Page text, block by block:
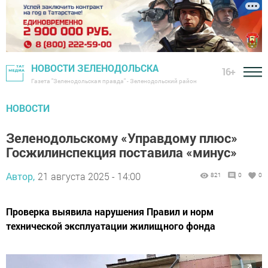
НОВОСТИ ЗЕЛЕНОДОЛЬСКА
Газета "Зеленодольская правда" - Зеленодольский район
16+
НОВОСТИ
Зеленодольскому «Управдому плюс»
Госжилинспекция поставила «минус»
Автор, 21 августа 2025 - 14:00 821 0 0
Проверка выявила нарушения Правил и норм
технической эксплуатации жилищного фонда